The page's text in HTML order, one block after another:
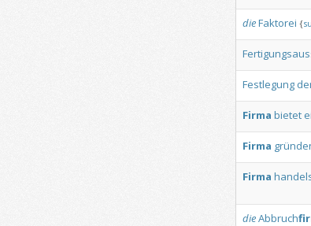
dieFaktorei {
Festlegung
Firma bietet
Firma
Firma
dieAbbruch